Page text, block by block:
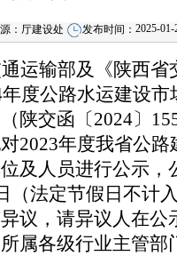
： 厅建设处 发布时间： 2025-01-
运输部及《陕西省
年度公路水运建设市
陕交函〔2024〕
2023年度我省公路
及人员进行公示，
（法定节假日不计
议，请异议人在公
属各级行业主管部